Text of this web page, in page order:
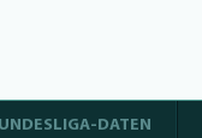
DATEN